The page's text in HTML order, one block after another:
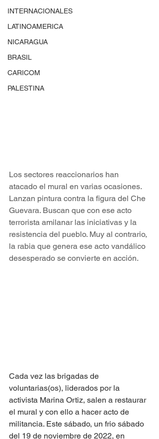
INTERNACIONALES
LATINOAMERICA
NICARAGUA
BRASIL
CARICOM
PALESTINA
Los sectores reaccionarios han
atacado el mural en varias ocasiones.
Lanzan pintura contra la figura del Che
Guevara. Buscan que con ese acto
terrorista amilanar las iniciativas y la
resistencia del pueblo. Muy al contrario,
la rabia que genera ese acto vandálico
desesperado se convierte en acción.
Cada vez las brigadas de
voluntarias(os), liderados por la
activista Marina Ortiz, salen a restaurar
el mural y con ello a hacer acto de
militancia. Este sábado, un frio sábado
del 19 de noviembre de 2022, en